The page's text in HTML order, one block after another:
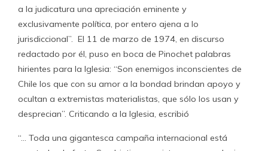
a la judicatura una apreciación eminente y
exclusivamente política, por entero ajena a lo
jurisdiccional”. El 11 de marzo de 1974, en discurso
redactado por él, puso en boca de Pinochet palabras
hirientes para la Iglesia: “Son enemigos inconscientes de
Chile los que con su amor a la bondad brindan apoyo y
ocultan a extremistas materialistas, que sólo los usan y
desprecian”. Criticando a la Iglesia, escribió
“… Toda una gigantesca campaña internacional está